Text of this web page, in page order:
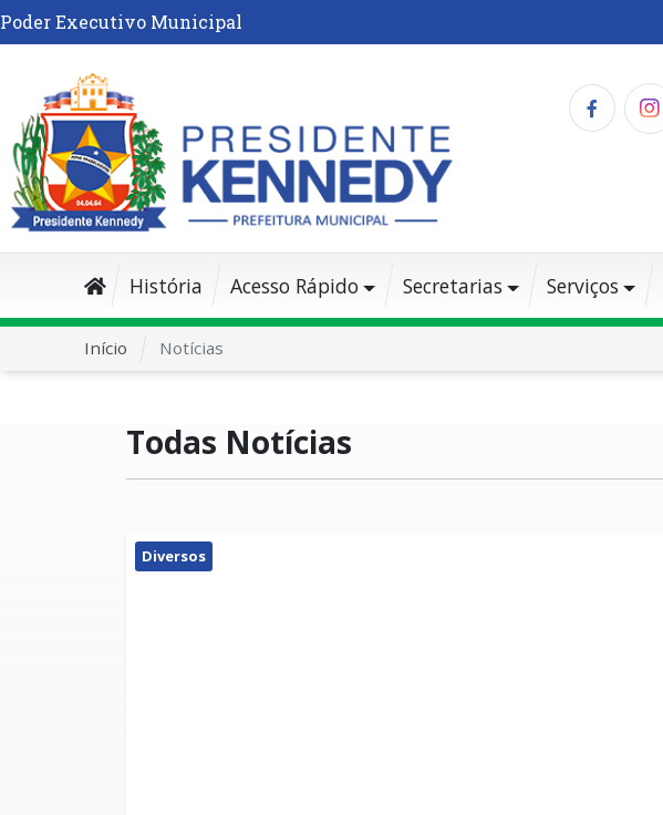
Poder Executivo Municipal
História Acesso Rápido Secretarias Serviços
Início Notícias
Todas Notícias
Diversos